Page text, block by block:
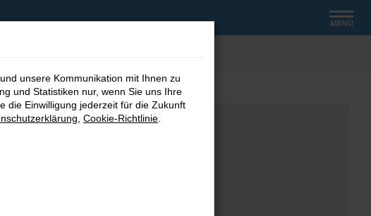
MENÜ
unsere Kommunikation mit Ihnen zu
und Statistiken nur, wenn Sie uns Ihre
die Einwilligung jederzeit für die Zukunft
Cookie-Richtlinie